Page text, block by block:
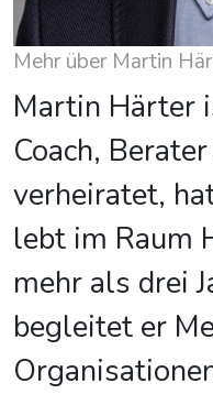
Mehr über Martin
Martin Härter
Coach,
verheiratet,
lebt im Raum
mehr als drei
begleitet er